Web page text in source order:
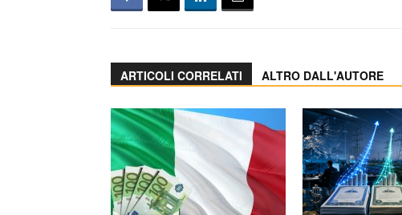
ARTICOLI CORRELATI ALTRO DALL'AUTORE